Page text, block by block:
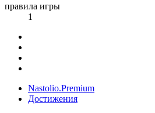
правила игры
1
Nastolio.Premium
Достижения